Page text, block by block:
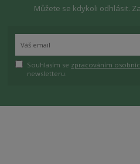
Můžete se kdykoli odhlásit.
Souhlasím se zpracováním
newsletteru.